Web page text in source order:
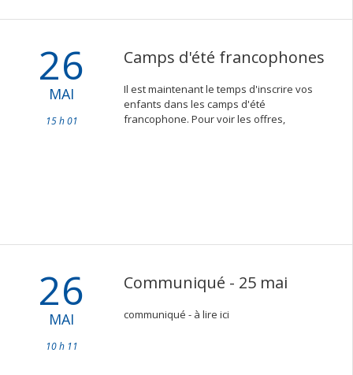
26
MAI
15 h 01
Camps d'été francophones
Il est maintenant le temps d'inscrire vos
enfants dans les camps d'été
francophone. Pour voir les offres,
26
MAI
10 h 11
Communiqué - 25 mai
communiqué - à lire ici